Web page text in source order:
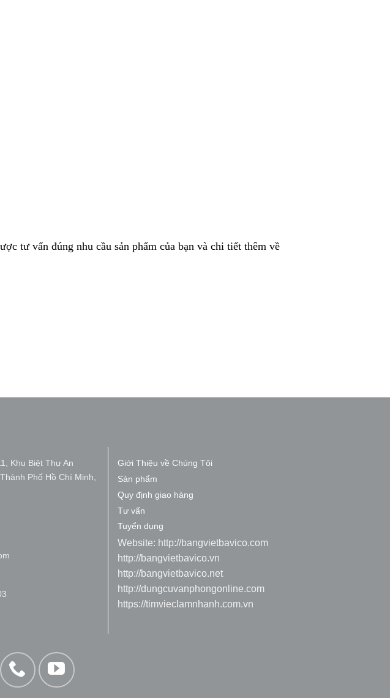
tư vấn đúng nhu cầu sản phẩm của bạn và chi tiết thêm về
Khu Biệt Thự An
Phố Hồ Chí Minh,
Giới Thiệu về Chúng Tôi
Sản phẩm
Quy định giao hàng
Tư vấn
Tuyển dụng
Website: http://bangvietbavico.com
http://bangvietbavico.vn
http://bangvietbavico.net
http://dungcuvanphongonline.com
https://timvieclamnhanh.com.vn